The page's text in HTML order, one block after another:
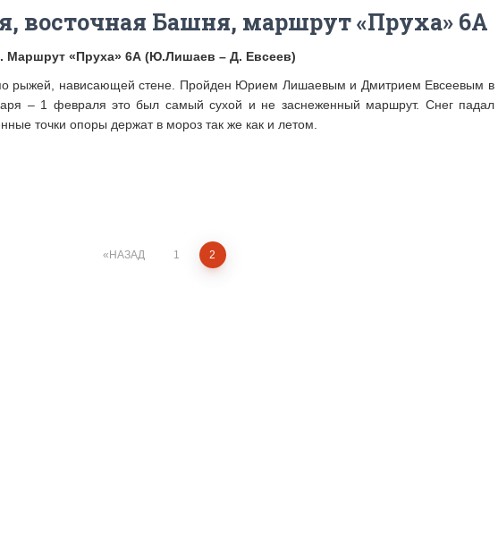
восточная Башня, маршрут «Пруха» 6А
Маршрут «Пруха» 6А (Ю.Лишаев – Д. Евсеев)
рыжей, нависающей стене. Пройден Юрием Лишаевым и Дмитрием Евсеевым в
– 1 февраля это был самый сухой и не заснеженный маршрут. Снег падал
точки опоры держат в мороз так же как и летом.
НАЗАД 1 2